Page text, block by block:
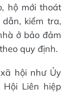
hộ mới thoát
kiểm tra,
ở bảo đảm
quy định.
hội như Ủy
Liên hiệp